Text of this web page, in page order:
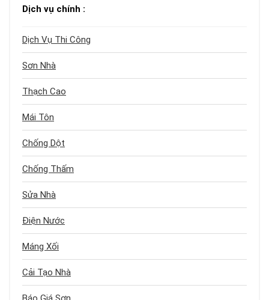
Dịch vụ chính :
Dịch Vụ Thi Công
Sơn Nhà
Thạch Cao
Mái Tôn
Chống Dột
Chống Thấm
Sửa Nhà
Điện Nước
Máng Xối
Cải Tạo Nhà